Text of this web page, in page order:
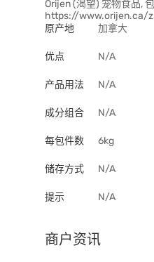
Orijen (渴望) 宠物食品,
https://www.orijen.ca/
原产地
加拿大
优点 N/A
产品用法 N/A
成分组合 N/A
每包件数 6kg
储存方式 N/A
提示 N/A
商户资讯